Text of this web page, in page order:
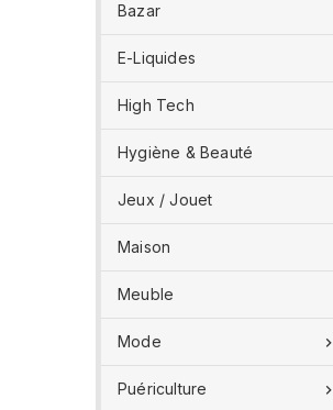
Bazar
E-Liquides
High Tech
Hygiène & Beauté
Jeux / Jouet
Maison
Meuble

Mode

Puériculture